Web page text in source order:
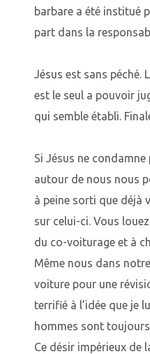
barbare a été institué
part dans la
Jésus est sans péché.
est le seul a pouvoir
qui semble établi.
Si Jésus ne
autour de nous nous
à peine sorti que déjà
sur celui-ci. Vous
du co-voiturage et à
Même nous dans
voiture pour une
terrifié à l’idée que je
hommes sont
Ce désir impérieux de